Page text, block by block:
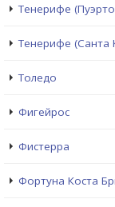
Тенерифе
Тенерифе (Санта
Толедо
Фигейрос
Фистерра
Фортуна Коста